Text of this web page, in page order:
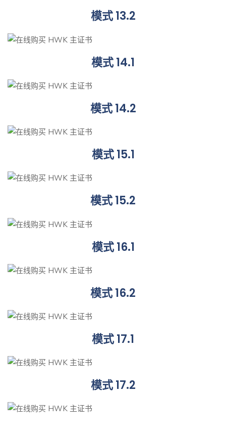
模式 13.2
模式 14.1
模式 14.2
模式 15.1
模式 15.2
模式 16.1
模式 16.2
模式 17.1
模式 17.2